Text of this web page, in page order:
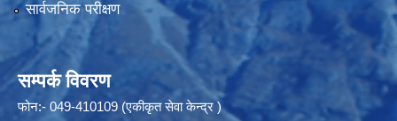
सार्वजनिक परीक्षण
सम्पर्क विवरण
फोन:- 049-410109 (एकीकृत सेवा केन्द्र )